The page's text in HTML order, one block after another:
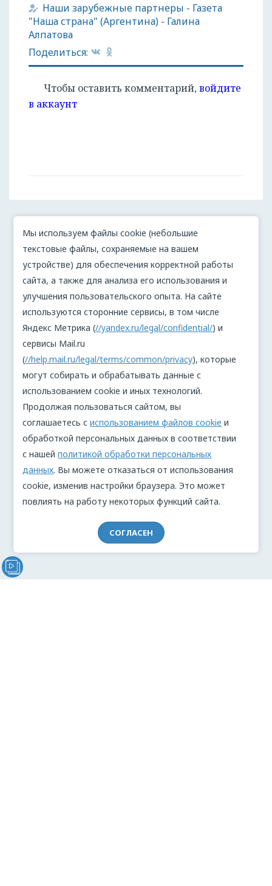
Наши зарубежные партнеры - Газета
"Наша страна" (Аргентина) - Галина
Алпатова
Поделиться:
Чтобы оставить комментарий,войдите
в аккаунт
Мы используем файлы cookie (небольшие
текстовые файлы, сохраняемые на вашем
устройстве) для обеспечения корректной работы
сайта, а также для анализа его использования и
улучшения пользовательского опыта. На сайте
используются сторонние сервисы, в том числе
Яндекс Метрика (//yandex.ru/legal/confidential/) и
сервисы Mail.ru
(//help.mail.ru/legal/terms/common/privacy), которые
могут собирать и обрабатывать данные с
использованием cookie и иных технологий.
Продолжая пользоваться сайтом, вы
соглашаетесь сиспользованием файлов cookie и
обработкой персональных данных в соответствии
с нашейполитикой обработки персональных
данных. Вы можете отказаться от использования
cookie, изменив настройки браузера. Это может
повлиять на работу некоторых функций сайта.
СОГЛАСЕН